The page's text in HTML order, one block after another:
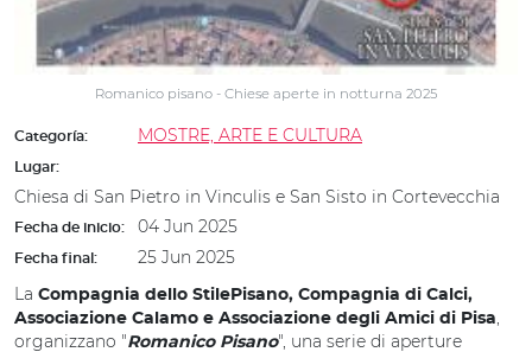
Romanico pisano - Chiese aperte in notturna 2025
Categoría: MOSTRE, ARTE E CULTURA
Lugar:
Chiesa di San Pietro in Vinculis e San Sisto in Cortevecchia
Fecha de inicio: 04 Jun 2025
Fecha final:
25 Jun 2025
La Compagnia dello StilePisano, Compagnia di Calci,
Associazione Calamo e Associazione degli Amici di Pisa
organizzano "Romanico Pisano", una serie di aperture